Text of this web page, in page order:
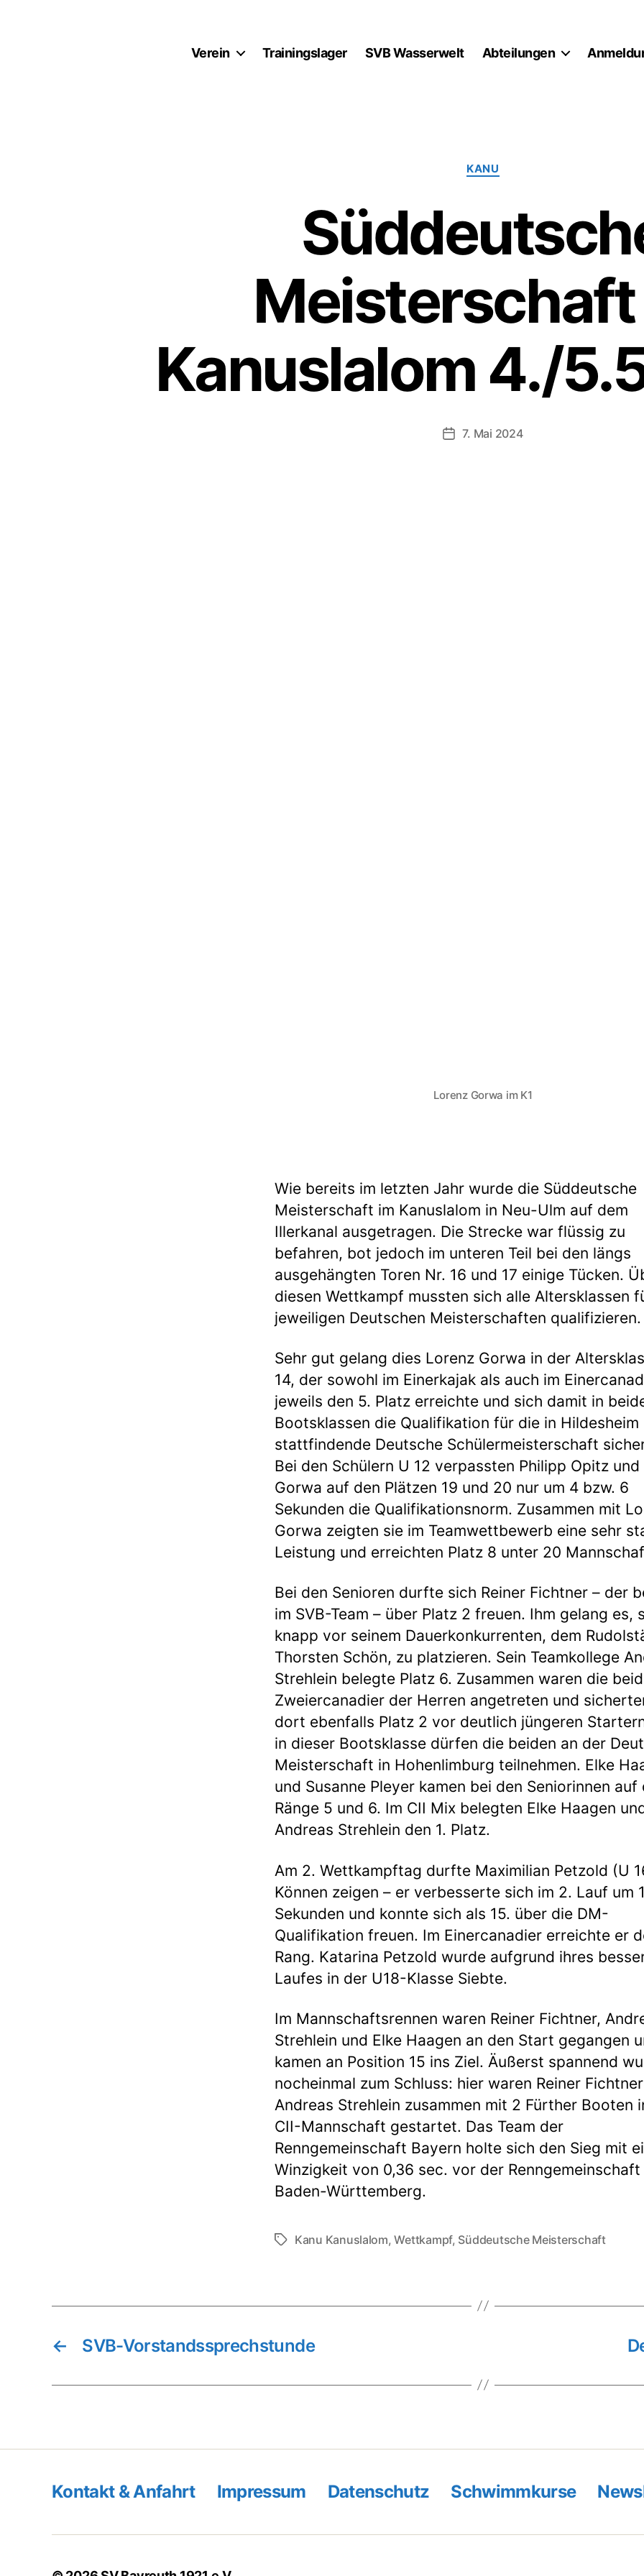
Verein Trainingslager SVB Wasserwelt Abteilungen
Kategorien
KANU
Kanuslalom 4./
Veröffentlichungsdatum
7. Mai 2024
Lorenz Gorwa im K1
Wie bereits im letzten Jahr wurde die Süddeutsche
Meisterschaft im Kanuslalom in Neu-Ulm auf dem
Illerkanal ausgetragen. Die Strecke war flüssig zu
befahren, bot jedoch im unteren Teil bei den längs
ausgehängten Toren Nr. 16 und 17 einige Tücken.
diesen Wettkampf mussten sich alle Altersklassen
jeweiligen Deutschen Meisterschaften qualifizieren.
Sehr gut gelang dies Lorenz Gorwa in der
14, der sowohl im Einerkajak als auch im
jeweils den 5. Platz erreichte und sich damit in
Bootsklassen die Qualifikation für die in Hildesheim
stattfindende Deutsche Schülermeisterschaft
Bei den Schülern U 12 verpassten Philipp Opitz und
Gorwa auf den Plätzen 19 und 20 nur um 4 bzw. 6
Sekunden die Qualifikationsnorm. Zusammen mit
Gorwa zeigten sie im Teamwettbewerb eine sehr
Leistung und erreichten Platz 8 unter 20
Bei den Senioren durfte sich Reiner Fichtner – der
im SVB-Team – über Platz 2 freuen. Ihm gelang es,
knapp vor seinem Dauerkonkurrenten, dem
Thorsten Schön, zu platzieren. Sein Teamkollege
Strehlein belegte Platz 6. Zusammen waren die
Zweiercanadier der Herren angetreten und
dort ebenfalls Platz 2 vor deutlich jüngeren
in dieser Bootsklasse dürfen die beiden an der
Meisterschaft in Hohenlimburg teilnehmen. Elke
und Susanne Pleyer kamen bei den Seniorinnen auf
Ränge 5 und 6. Im CII Mix belegten Elke Haagen
Andreas Strehlein den 1. Platz.
Am 2. Wettkampftag durfte Maximilian Petzold (U
Können zeigen – er verbesserte sich im 2. Lauf um
Sekunden und konnte sich als 15. über die DM-
Qualifikation freuen. Im Einercanadier erreichte er
Rang. Katarina Petzold wurde aufgrund ihres
Laufes in der U18-Klasse Siebte.
Im Mannschaftsrennen waren Reiner Fichtner,
Strehlein und Elke Haagen an den Start gegangen
kamen an Position 15 ins Ziel. Äußerst spannend
nocheinmal zum Schluss: hier waren Reiner
Andreas Strehlein zusammen mit 2 Fürther Booten
CII-Mannschaft gestartet. Das Team der
Renngemeinschaft Bayern holte sich den Sieg mit
Winzigkeit von 0,36 sec. vor der Renngemeinschaft
Baden-Württemberg.
Schlagwörter
Kanu Kanuslalom,Wettkampf, Süddeutsche Meisterschaft
← SVB-Vorstandssprechstunde
Kontakt & Anfahrt Impressum Datenschutz Schwimmkurse